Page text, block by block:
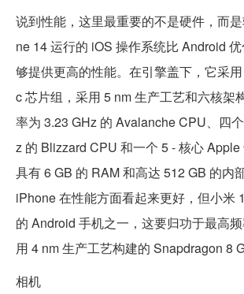
说到性能，这里最重要的不是硬件，而
ne 14 运行的 iOS 操作系统比 Android
够提供更高的性能。在引擎盖下，它采
c 芯片组，采用 5 nm 生产工艺和六核架
率为 3.23 GHz 的 Avalanche CPU、四
z 的 Blizzard CPU 和一个 5 - 核心
具有 6 GB 的 RAM 和高达 512 GB 的内
iPhone 在性能方面看起来更好，但小米
的 Android 手机之一，这要归功于最高
用 4 nm 生产工艺构建的 Snapdragon 8
相机